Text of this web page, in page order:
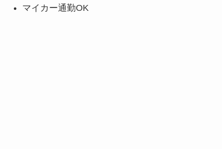
マイカー通勤OK